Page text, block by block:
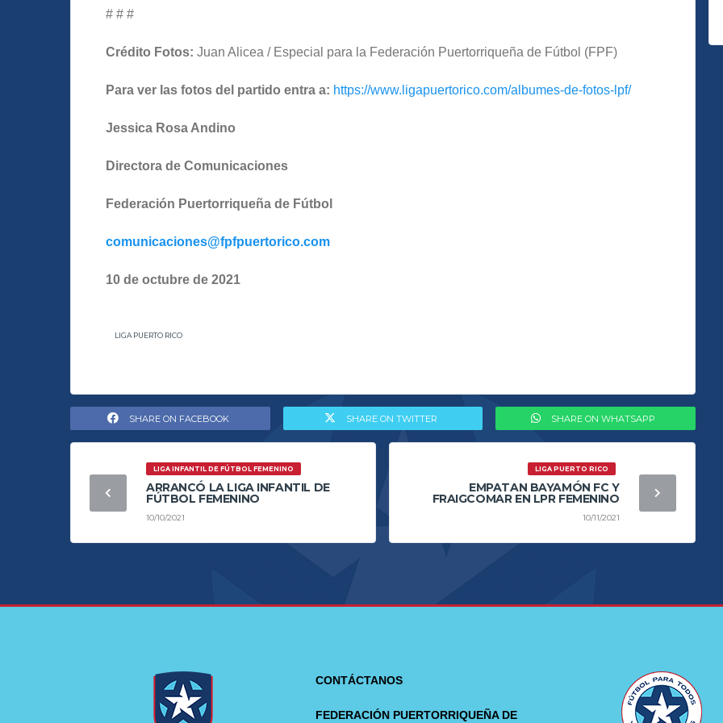
# # #
Crédito Fotos: Juan Alicea / Especial para la Federación Puertorriqueña de Fútbol (FPF)
Para ver las fotos del partido entra a: https://www.ligapuertorico.com/albumes-de-fotos-lpf/
Jessica Rosa Andino
Directora de Comunicaciones
Federación Puertorriqueña de Fútbol
comunicaciones@fpfpuertorico.com
10 de octubre de 2021
LIGA PUERTO RICO
SHARE ON FACEBOOK SHARE ON TWITTER SHARE ON WHATSAPP
LIGA INFANTIL DE FÚTBOL FEMENINO
ARRANCÓ LA LIGA INFANTIL DE
FÚTBOL FEMENINO
10/10/2021
LIGA PUERTO RICO
EMPATAN BAYAMÓN FC Y
FRAIGCOMAR EN LPR FEMENINO
10/11/2021
CONTÁCTANOS
FEDERACIÓN PUERTORRIQUEÑA DE